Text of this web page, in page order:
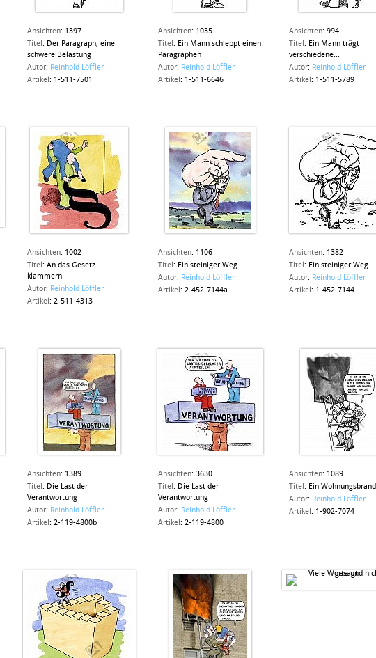
Ansichten: 1397
Titel : Der Paragraph, eine
schwere Belastung
Autor: Reinhold Löffler
Artikel : 1-511-7501
Ansichten: 1035
Titel : Ein Mann schleppt einen
Paragraphen
Autor: Reinhold Löffler
Artikel : 1-511-6646
Ansichten: 994
Titel : Ein Mann trägt
verschiedene...
Autor: Reinhold Löffler
Artikel : 1-511-5789
Ansichten: 1002
Titel : An das Gesetz
klammern
Autor: Reinhold Löffler
Artikel : 2-511-4313
Ansichten: 1106
Titel : Ein steiniger Weg
Autor: Reinhold Löffler
Artikel : 2-452-7144a
Ansichten: 1382
Titel : Ein steiniger Weg
Autor: Reinhold Löffler
Artikel : 1-452-7144
Ansichten: 1389
Titel : Die Last der
Verantwortung
Autor: Reinhold Löffler
Artikel : 2-119-4800b
Ansichten: 3630
Titel : Die Last der
Verantwortung
Autor: Reinhold Löffler
Artikel : 2-119-4800
Ansichten: 1089
Titel : Ein Wohnungsbrand
Autor: Reinhold Löffler
Artikel : 1-902-7074